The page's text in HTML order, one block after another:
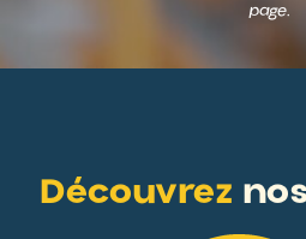
page.
Découvrez